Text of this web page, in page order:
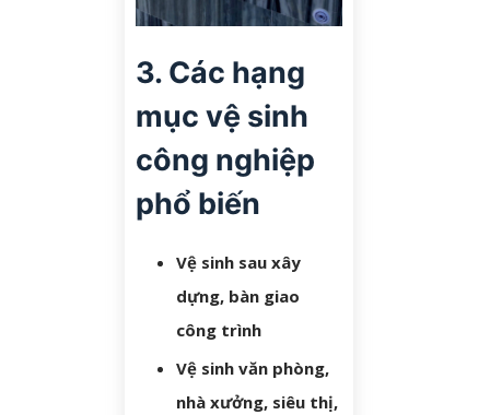
3. Các hạng
mục vệ sinh
công nghiệp
phổ biến
Vệ sinh sau xây
dựng, bàn giao
công trình
Vệ sinh văn phòng,
nhà xưởng, siêu thị,